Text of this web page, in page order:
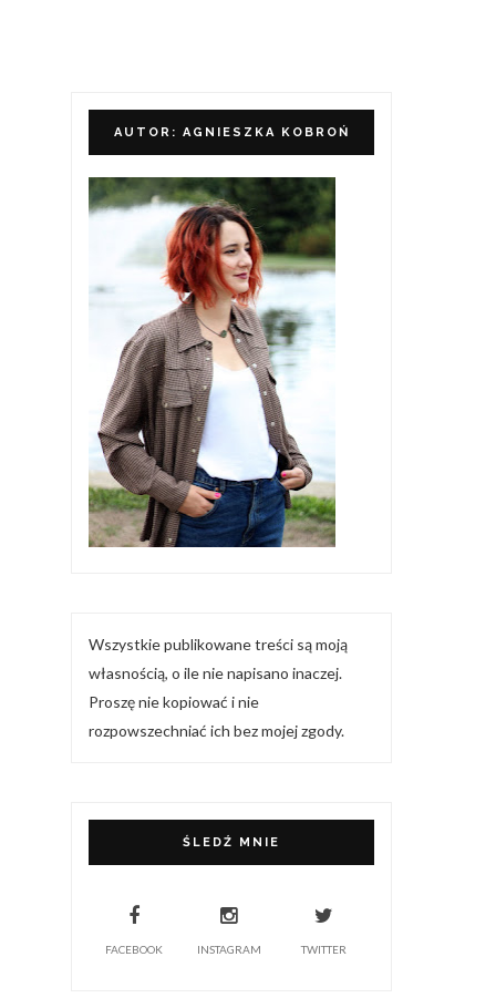
AUTOR: AGNIESZKA KOBROŃ
Wszystkie publikowane treści są moją
własnością, o ile nie napisano inaczej.
Proszę nie kopiować i nie
rozpowszechniać ich bez mojej zgody.
ŚLEDŹ MNIE
FACEBOOK INSTAGRAM TWITTER